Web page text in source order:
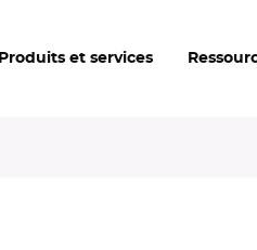
Produits et services